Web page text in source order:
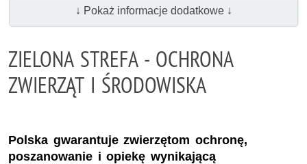
↓ Pokaż informacje dodatkowe ↓
ZIELONA STREFA - OCHRONA
ZWIERZĄT I ŚRODOWISKA
Polska gwarantuje zwierzętom ochronę,
poszanowanie i opiekę wynikającą